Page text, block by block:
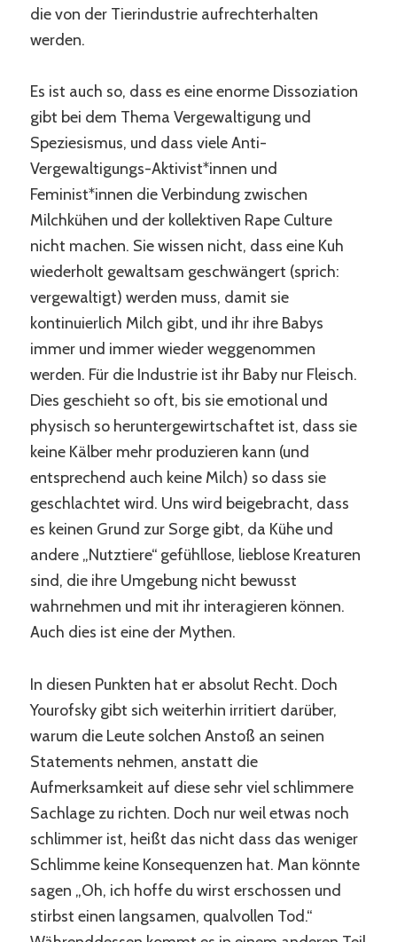
die von der Tierindustrie aufrechterhalten
werden.
Es ist auch so, dass es eine enorme Dissoziation
gibt bei dem Thema Vergewaltigung und
Speziesismus, und dass viele Anti-
Vergewaltigungs-Aktivist*innen und
Feminist*innen die Verbindung zwischen
Milchkühen und der kollektiven Rape Culture
nicht machen. Sie wissen nicht, dass eine Kuh
wiederholt gewaltsam geschwängert (sprich:
vergewaltigt) werden muss, damit sie
kontinuierlich Milch gibt, und ihr ihre Babys
immer und immer wieder weggenommen
werden. Für die Industrie ist ihr Baby nur Fleisch.
Dies geschieht so oft, bis sie emotional und
physisch so heruntergewirtschaftet ist, dass sie
keine Kälber mehr produzieren kann (und
entsprechend auch keine Milch) so dass sie
geschlachtet wird. Uns wird beigebracht, dass
es keinen Grund zur Sorge gibt, da Kühe und
andere „Nutztiere“ gefühllose, lieblose Kreaturen
sind, die ihre Umgebung nicht bewusst
wahrnehmen und mit ihr interagieren können.
Auch dies ist eine der Mythen.
In diesen Punkten hat er absolut Recht. Doch
Yourofsky gibt sich weiterhin irritiert darüber,
warum die Leute solchen Anstoß an seinen
Statements nehmen, anstatt die
Aufmerksamkeit auf diese sehr viel schlimmere
Sachlage zu richten. Doch nur weil etwas noch
schlimmer ist, heißt das nicht dass das weniger
Schlimme keine Konsequenzen hat. Man könnte
sagen „Oh, ich hoffe du wirst erschossen und
stirbst einen langsamen, qualvollen Tod.“